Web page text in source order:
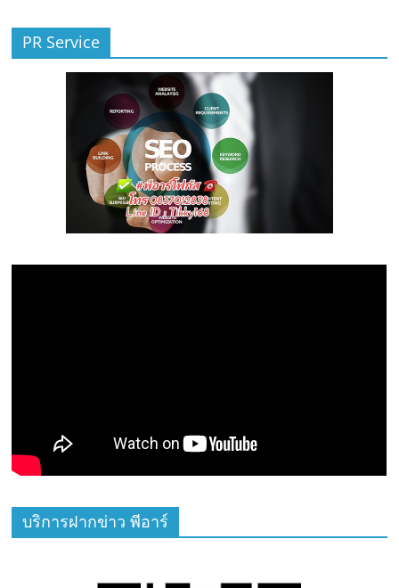
PR Service
บริการฝากข่าว พีอาร์